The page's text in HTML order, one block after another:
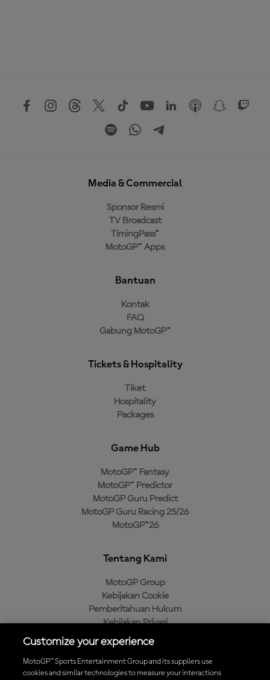
Media & Commercial
Sponsor Resmi
TV Broadcast
TimingPass™
MotoGP™ Apps
Bantuan
Kontak
FAQ
Gabung MotoGP™
Tickets & Hospitality
Tiket
Hospitality
Packages
Game Hub
MotoGP™ Fantasy
MotoGP™ Predictor
MotoGP Guru Predict
MotoGP Guru Racing 25/26
MotoGP™26
Tentang Kami
MotoGP Group
Kebijakan Cookie
Pemberitahuan Hukum
Kebijakan Privasi
Kebijakan Pembelian
Customize your experience
MotoGP™ Sports Entertainment Group and its suppliers use
cookies and similar technologies to measure your interactions